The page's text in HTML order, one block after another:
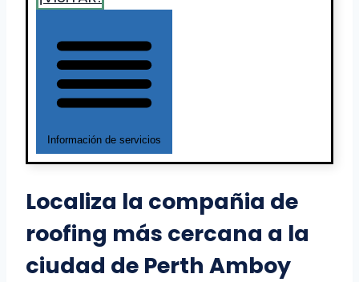
Información de servicios
Localiza la compañia de
roofing más cercana a la
ciudad de Perth Amboy